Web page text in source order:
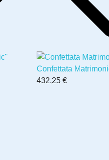
Confettata
432,25 €